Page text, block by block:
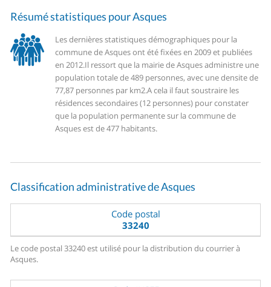
Résumé statistiques pour Asques
Les dernières statistiques démographiques pour la
commune de Asques ont été fixées en 2009 et publiées
en 2012.Il ressort que la mairie de Asques administre une
population totale de 489 personnes, avec une densite de
77,87 personnes par km2.A cela il faut soustraire les
résidences secondaires (12 personnes) pour constater
que la population permanente sur la commune de
Asques est de 477 habitants.
Classification administrative de Asques
Code postal
33240
Le code postal 33240 est utilisé pour la distribution du courrier à
Asques.